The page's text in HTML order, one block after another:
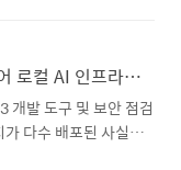
지 보였습니다. ESRC
석한 결과, 해당 공격
해를 경고하는 피싱
상적으로 서명된 Mic
음에도 Windows가
파일"로 인식하게 만
3900) 을 악용한
오픈소스 공급망을 넘어 로컬 AI 인프라를 겨냥한 위협 분석
발 도구 및 보안 점검
다수 배포된 사실이
인은 ddjidd5640이라